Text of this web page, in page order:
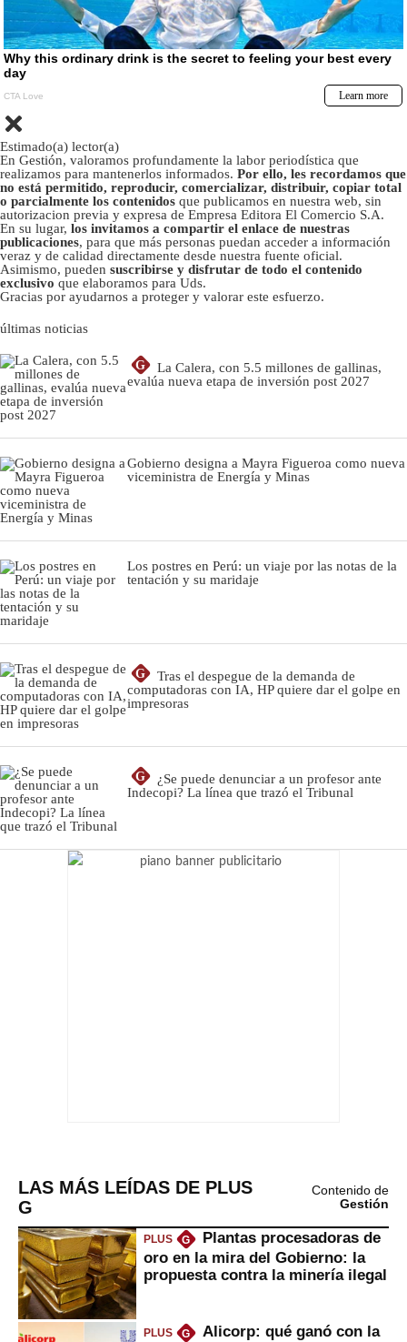
Estimado(a) lector(a)
En Gestión, valoramos profundamente la labor periodística que
realizamos para mantenerlos informados. Por ello, les recordamos que
no está permitido, reproducir, comercializar, distribuir, copiar total
o parcialmente los contenidos que publicamos en nuestra web, sin
autorizacion previa y expresa de Empresa Editora El Comercio S.A.
En su lugar, los invitamos a compartir el enlace de nuestras
publicaciones, para que más personas puedan acceder a información
veraz y de calidad directamente desde nuestra fuente oficial.
Asimismo, pueden suscribirse y disfrutar de todo el contenido
exclusivo que elaboramos para Uds.
Gracias por ayudarnos a proteger y valorar este esfuerzo.
últimas noticias
G
La Calera, con 5.5 millones de gallinas,
evalúa nueva etapa de inversión post 2027
Gobierno designa a Mayra Figueroa como nueva
viceministra de Energía y Minas
Los postres en Perú: un viaje por las notas de la
tentación y su maridaje
G
Tras el despegue de la demanda de
computadoras con IA, HP quiere dar el golpe en
impresoras
G
¿Se puede denunciar a un profesor ante
Indecopi? La línea que trazó el Tribunal
LAS MÁS LEÍDAS DE PLUS
G
Contenido de
Gestión
PLUS G
Plantas procesadoras de
oro en la mira del Gobierno: la
propuesta contra la minería ilegal
PLUS G
Alicorp: qué ganó con la